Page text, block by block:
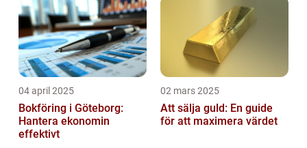
04 april 2025
Bokföring i Göteborg:
Hantera ekonomin
effektivt
02 mars 2025
Att sälja guld: En guide
för att maximera värdet